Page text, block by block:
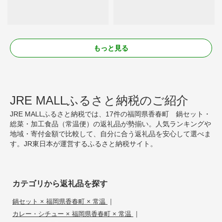
もっと見る
JRE MALLふるさと納税のご紹介
JRE MALLふるさと納税では、17件の福岡県香春町 鍋セット・
総菜・加工食品（常温便）の返礼品が勢揃い。人気ランキングや
地域・寄付金額で比較して、自分に合う返礼品を安心して選べま
す。JR東日本が運営するふるさと納税サイト。
カテゴリから返礼品を探す
鍋セット × 福岡県香春町 × 常温 |
カレー・シチュー × 福岡県香春町 × 常温 |